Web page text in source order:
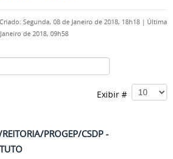
Criado: Segunda, 08 de Janeiro de 2018, 18h18 | Última
de 2018, 09h58
Exibir #
PROGEP/CSDP -